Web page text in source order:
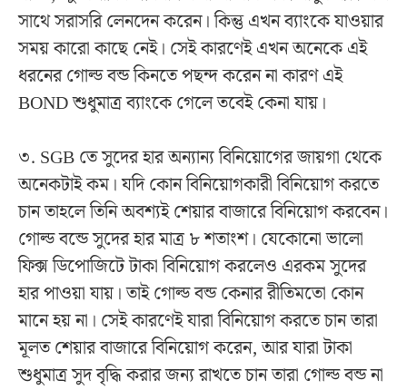
সাথে সরাসরি লেনদেন করেন। কিন্তু এখন ব্যাংকে যাওয়ার
সময় কারো কাছে নেই। সেই কারণেই এখন অনেকে এই
ধরনের গোল্ড বন্ড কিনতে পছন্দ করেন না কারণ এই
BOND শুধুমাত্র ব্যাংকে গেলে তবেই কেনা যায়।
৩. SGB তে সুদের হার অন্যান্য বিনিয়োগের জায়গা থেকে
অনেকটাই কম। যদি কোন বিনিয়োগকারী বিনিয়োগ করতে
চান তাহলে তিনি অবশ্যই শেয়ার বাজারে বিনিয়োগ করবেন।
গোল্ড বন্ডে সুদের হার মাত্র ৮ শতাংশ। যেকোনো ভালো
ফিক্স ডিপোজিটে টাকা বিনিয়োগ করলেও এরকম সুদের
হার পাওয়া যায়। তাই গোল্ড বন্ড কেনার রীতিমতো কোন
মানে হয় না। সেই কারণেই যারা বিনিয়োগ করতে চান তারা
মূলত শেয়ার বাজারে বিনিয়োগ করেন, আর যারা টাকা
শুধুমাত্র সুদ বৃদ্ধি করার জন্য রাখতে চান তারা গোল্ড বন্ড না